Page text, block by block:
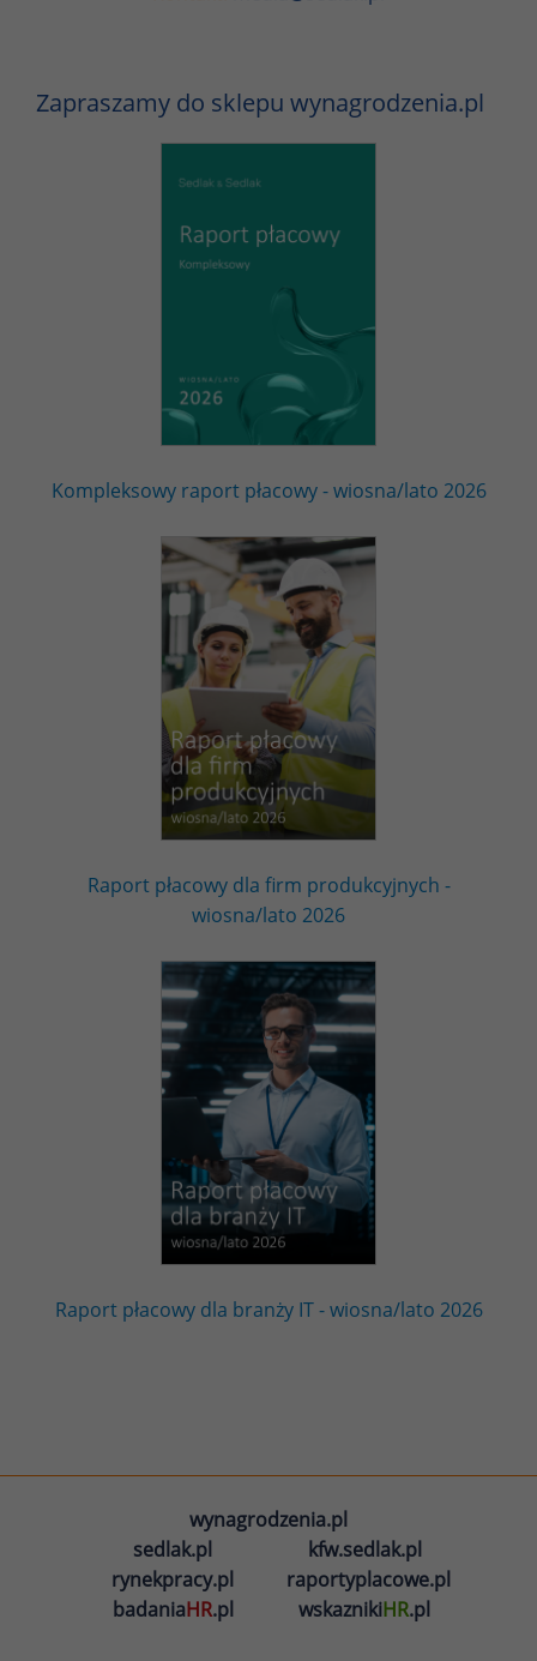
Zapraszamy do sklepu wynagrodzenia.pl
Kompleksowy raport płacowy - wiosna/lato 2026
Raport płacowy dla firm produkcyjnych -
wiosna/lato 2026
Raport płacowy dla branży IT - wiosna/lato 2026
wynagrodzenia.pl
sedlak.pl
kfw.sedlak.pl
rynekpracy.pl
raportyplacowe.pl
badaniaHR.pl wskaznikiHR.pl